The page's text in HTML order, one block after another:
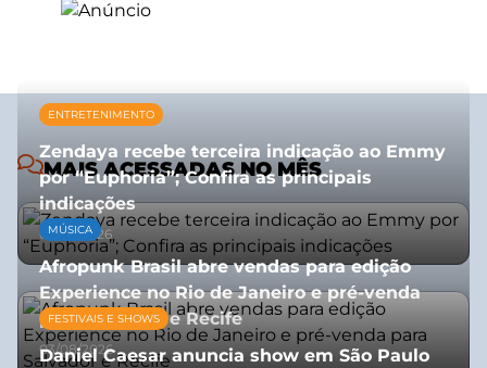
MAIS ACESSADAS NO MÊS
ENTRETENIMENTO
Zendaya recebe terceira indicação ao Emmy
por “Euphoria”; Confira as principais
indicações
08/07/2026
MÚSICA
Afropunk Brasil abre vendas para edição
Experience no Rio de Janeiro e pré-venda
para Salvador e Recife
03/08/2026
FESTIVAIS E SHOWS
Daniel Caesar anuncia show em São Paulo